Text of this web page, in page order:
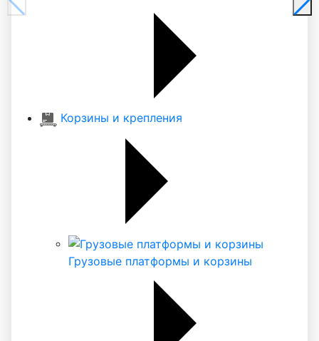
Корзины и крепления
Грузовые платформы и корзины